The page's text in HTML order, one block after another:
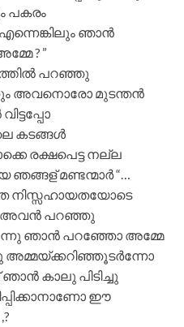
പകരം
ഞാൻ
? ”
പറഞ്ഞു
അവനൊരോ മുടന്തൻ
കടങ്ങൾ
രക്ഷപെട്ട നല്ല
മണ്ടന്മാർ “…
നിസ്സഹായതയോടെ
അവൻ പറഞ്ഞു
ന്നു ഞാൻ പറഞ്ഞോ അമ്മേ
അമ്മയ്ക്കറിഞ്ഞൂടർന്നോ
കാലു പിടിച്ചു
ഈ